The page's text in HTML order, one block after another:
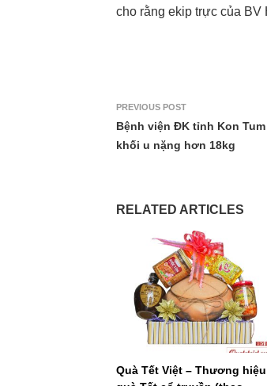
cho rằng ekip trực của BV
PREVIOUS POST
Bệnh viện ĐK tỉnh Kon
khối u nặng hơn 18kg
RELATED ARTICLES
Quà Tết Việt – Thương hiệu